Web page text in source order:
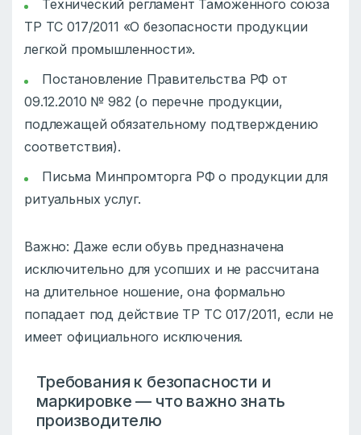
Технический регламент Таможенного союза
ТР ТС 017/2011 «О безопасности продукции
легкой промышленности».
Постановление Правительства РФ от
09.12.2010 № 982 (о перечне продукции,
подлежащей обязательному подтверждению
соответствия).
Письма Минпромторга РФ о продукции для
ритуальных услуг.
Важно: Даже если обувь предназначена
исключительно для усопших и не рассчитана
на длительное ношение, она формально
попадает под действие ТР ТС 017/2011, если не
имеет официального исключения.
Требования к безопасности и
маркировке — что важно знать
производителю